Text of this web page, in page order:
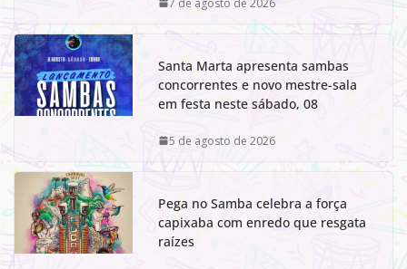
7 de agosto de 2026
Santa Marta apresenta sambas
concorrentes e novo mestre-sala
em festa neste sábado, 08
5 de agosto de 2026
Pega no Samba celebra a força
capixaba com enredo que resgata
raízes